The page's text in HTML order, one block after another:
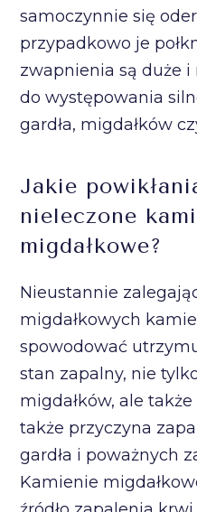
samoczynnie się
przypadkowo je
zwapnienia są duże
do występowania
gardła, migdałków
Jakie
nieleczone
migdałkowe?
Nieustannie
migdałkowych
spowodować
stan zapalny, nie
migdałków, ale
także przyczyna
gardła i poważnych
Kamienie